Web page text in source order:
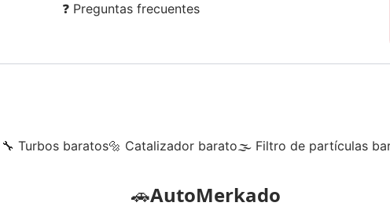
❓Preguntas frecuentes
🔧 Turbos baratos🔩 Catalizador barato🌫 Filtro de partículas
🚗AutoMerkado